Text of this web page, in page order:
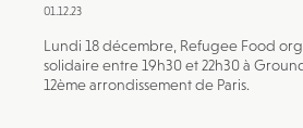
01.12.23
Lundi 18 décembre, Refugee Food
solidaire entre 19h30 et 22h30 à
12ème arrondissement de Paris.